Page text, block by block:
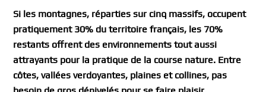
Si les montagnes, réparties sur cinq massifs, occupent
pratiquement 30% du territoire français, les 70%
restants offrent des environnements tout aussi
attrayants pour la pratique de la course nature. Entre
côtes, vallées verdoyantes, plaines et collines, pas